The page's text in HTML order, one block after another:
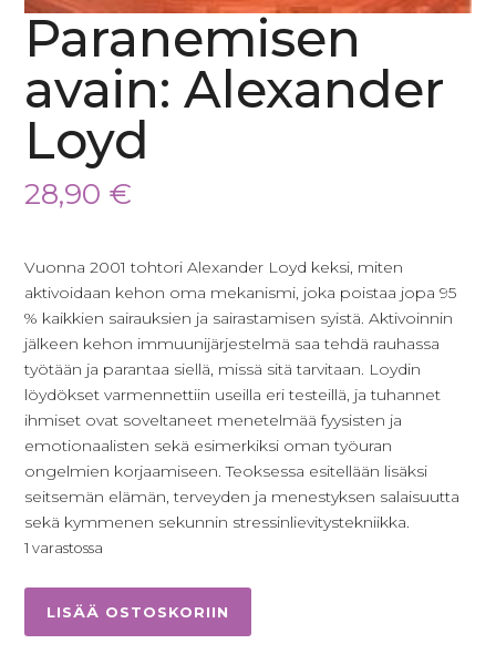
Paranemisen
avain: Alexander
Loyd
28,90 €
Vuonna 2001 tohtori Alexander Loyd keksi, miten
aktivoidaan kehon oma mekanismi, joka poistaa jopa 95
% kaikkien sairauksien ja sairastamisen syistä. Aktivoinnin
jälkeen kehon immuunijärjestelmä saa tehdä rauhassa
työtään ja parantaa siellä, missä sitä tarvitaan. Loydin
löydökset varmennettiin useilla eri testeillä, ja tuhannet
ihmiset ovat soveltaneet menetelmää fyysisten ja
emotionaalisten sekä esimerkiksi oman työuran
ongelmien korjaamiseen. Teoksessa esitellään lisäksi
seitsemän elämän, terveyden ja menestyksen salaisuutta
sekä kymmenen sekunnin stressinlievitystekniikka.
1 varastossa
avain:
LISÄÄ OSTOSKORIIN